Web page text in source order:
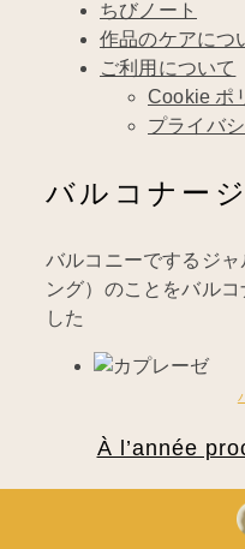
ちびノート
作品のケアにつ
ご利用について
Cookie ポ
プライバ
バルコナージ
バルコニーでするジ
ング）のことをバル
した
À l’année